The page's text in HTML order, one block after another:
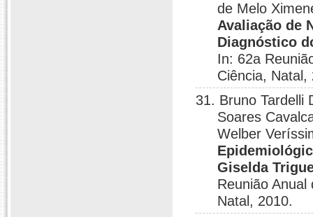
de Melo
Avaliação de
Diagnóstico
In: 62a
Ciência, Natal,
31. Bruno Tardelli
Soares
Welber
Giselda
Reunião
Natal, 2010.